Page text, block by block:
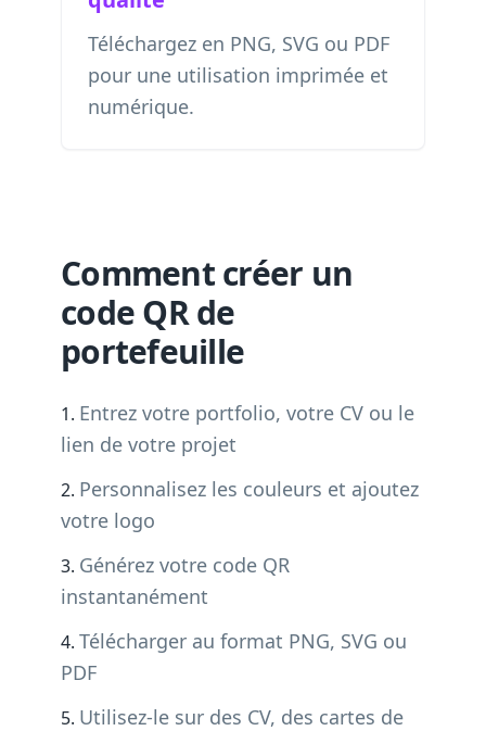
Téléchargez en PNG, SVG ou PDF
pour une utilisation imprimée et
numérique.
Comment créer un
code QR de
portefeuille
Entrez votre portfolio, votre CV ou le
lien de votre projet
Personnalisez les couleurs et ajoutez
votre logo
Générez votre code QR
instantanément
Télécharger au format PNG, SVG ou
PDF
Utilisez-le sur des CV, des cartes de